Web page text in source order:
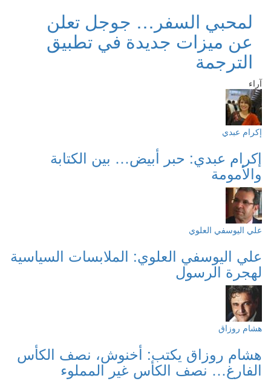
لمحبي السفر… جوجل تعلن
عن ميزات جديدة في تطبيق
الترجمة
آراء
إكرام عبدي
إكرام عبدي: حبر أبيض… بين الكتابة
والأمومة
علي اليوسفي العلوي
علي اليوسفي العلوي: الملابسات السياسية
لهجرة الرسول
هشام روزاق
هشام روزاق يكتب: أخنوش، نصف الكأس
الفارغ… نصف الكأس غير المملوء